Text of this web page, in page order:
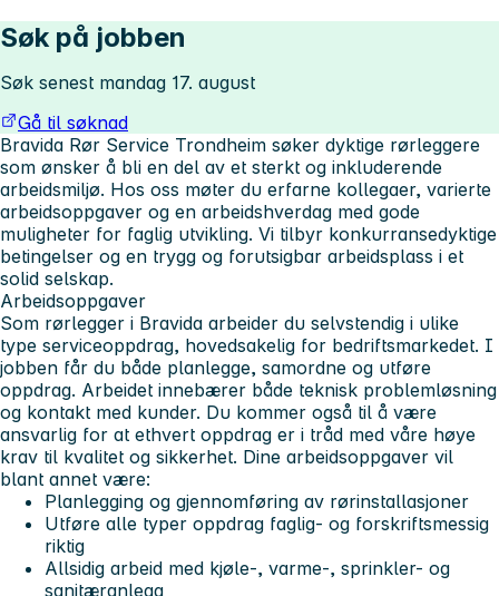
Søk på jobben
Søk senest mandag 17. august
Gå til søknad
Bravida Rør Service Trondheim søker dyktige rørleggere
som ønsker å bli en del av et sterkt og inkluderende
arbeidsmiljø. Hos oss møter du erfarne kollegaer, varierte
arbeidsoppgaver og en arbeidshverdag med gode
muligheter for faglig utvikling. Vi tilbyr konkurransedyktige
betingelser og en trygg og forutsigbar arbeidsplass i et
solid selskap.
Arbeidsoppgaver
Som rørlegger i Bravida arbeider du selvstendig i ulike
type serviceoppdrag, hovedsakelig for bedriftsmarkedet. I
jobben får du både planlegge, samordne og utføre
oppdrag. Arbeidet innebærer både teknisk problemløsning
og kontakt med kunder. Du kommer også til å være
ansvarlig for at ethvert oppdrag er i tråd med våre høye
krav til kvalitet og sikkerhet. Dine arbeidsoppgaver vil
blant annet være:
Planlegging og gjennomføring av rørinstallasjoner
Utføre alle typer oppdrag faglig- og forskriftsmessig
riktig
Allsidig arbeid med kjøle-, varme-, sprinkler- og
sanitæranlegg